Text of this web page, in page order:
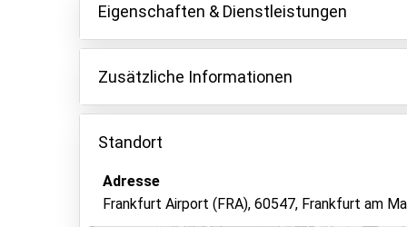
Eigenschaften & Dienstleistungen
Eigenschaften
Parken innen
Fahrzeugschlüssel behalten
Asphalt oder Pflaster
Videoüberwachung
Überwachtes Parken
Zusätzliche Informationen
Ein Nachtzuschlag von 40 € wird erhoben,
ankommen oder abreisen.
Länge, 2,10 Meter Höhe).
Für Fahrzeuge wie Transporter zahlen Sie
Standort
Adresse
Frankfurt Airport (FRA), 60547, Frankfurt am